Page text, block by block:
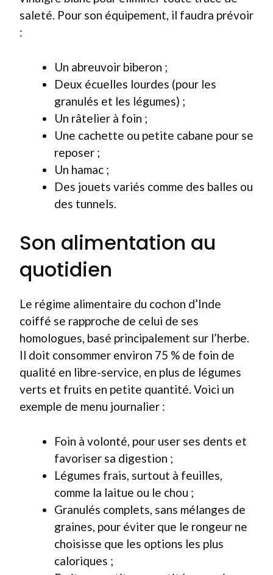
saleté. Pour son équipement, il faudra prévoir
:
Un abreuvoir biberon ;
Deux écuelles lourdes (pour les
granulés et les légumes) ;
Un râtelier à foin ;
Une cachette ou petite cabane pour se
reposer ;
Un hamac ;
Des jouets variés comme des balles ou
des tunnels.
Son alimentation au
quotidien
Le régime alimentaire du cochon d’Inde
coiffé se rapproche de celui de ses
homologues, basé principalement sur l’herbe.
Il doit consommer environ 75 % de foin de
qualité en libre-service, en plus de légumes
verts et fruits en petite quantité. Voici un
exemple de menu journalier :
Foin à volonté, pour user ses dents et
favoriser sa digestion ;
Légumes frais, surtout à feuilles,
comme la laitue ou le chou ;
Granulés complets, sans mélanges de
graines, pour éviter que le rongeur ne
choisisse que les options les plus
caloriques ;